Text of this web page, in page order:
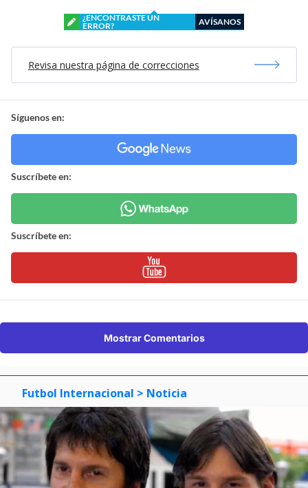
¿ENCONTRASTE UN
ERROR?
AVÍSANOS
Revisa nuestra página de correcciones
Síguenos en:
Suscríbete en:
Suscríbete en:
Mostrar Comentarios
Futbol Internacional > Noticia